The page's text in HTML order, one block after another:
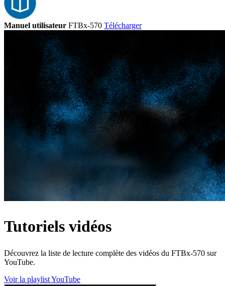
Manuel utilisateur FTBx-570 Télécharger
Tutoriels vidéos
Découvrez la liste de lecture complète des vidéos du FTBx-570 sur
YouTube.
Voir la playlist YouTube